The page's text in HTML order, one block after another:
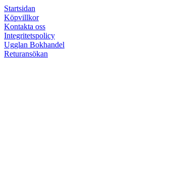
Startsidan
Köpvillkor
Kontakta oss
Integritetspolicy
Ugglan Bokhandel
Returansökan